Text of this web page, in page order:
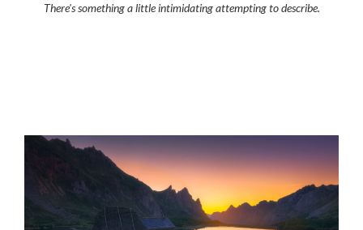
There's something a little intimidating attempting to describe.